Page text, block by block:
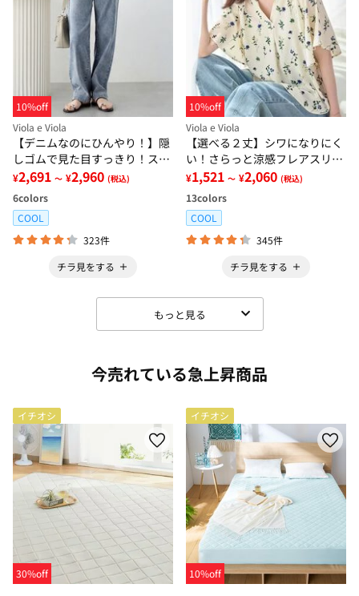
10%off
Viola e Viola
【デニムなのにひんやり！】隠
しゴムで見た目すっきり！スト
レッチ楽ちんデニム
¥2,691 ～ ¥2,960 (税込)
6colors
COOL
323件
チラ見をする
10%off
Viola e Viola
【選べる２丈】シワになりにく
い！さらっと涼感フレアスリー
ブブラウス
¥1,521 ～ ¥2,060 (税込)
13colors
COOL
345件
チラ見をする
もっと見る
今売れている急上昇商品
イチオシ
30%off
イチオシ
10%off